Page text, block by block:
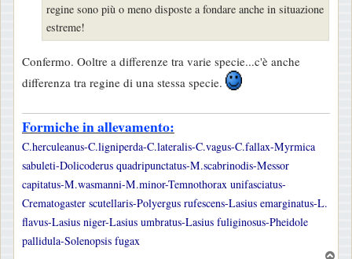
o
regine sono più o meno disposte a fondare anche in situazione
estreme!
Confermo. Ooltre a differenze tra varie specie...c'è anche
differenza tra regine di una stessa specie.
Formiche in allevamento:
C.herculeanus-C.ligniperda-C.lateralis-C.vagus-C.fallax-Myrmica
sabuleti-Dolicoderus quadripunctatus-M.scabrinodis-Messor
capitatus-M.wasmanni-M.minor-Temnothorax unifasciatus-
Crematogaster scutellaris-Polyergus rufescens-Lasius emarginatus-L.
flavus-Lasius niger-Lasius umbratus-Lasius fuliginosus-Pheidole
pallidula-Solenopsis fugax